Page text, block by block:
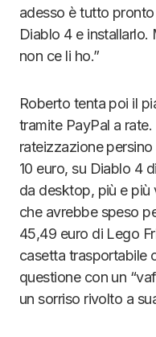
adesso è tutto
Diablo 4 e
non ce li ho.”
Roberto tenta poi il
tramite PayPal a
rateizzazione
10 euro, su Diablo 4
da desktop, più e più
che avrebbe speso
45,49 euro di Lego
casetta trasportabile
questione con un
un sorriso rivolto a